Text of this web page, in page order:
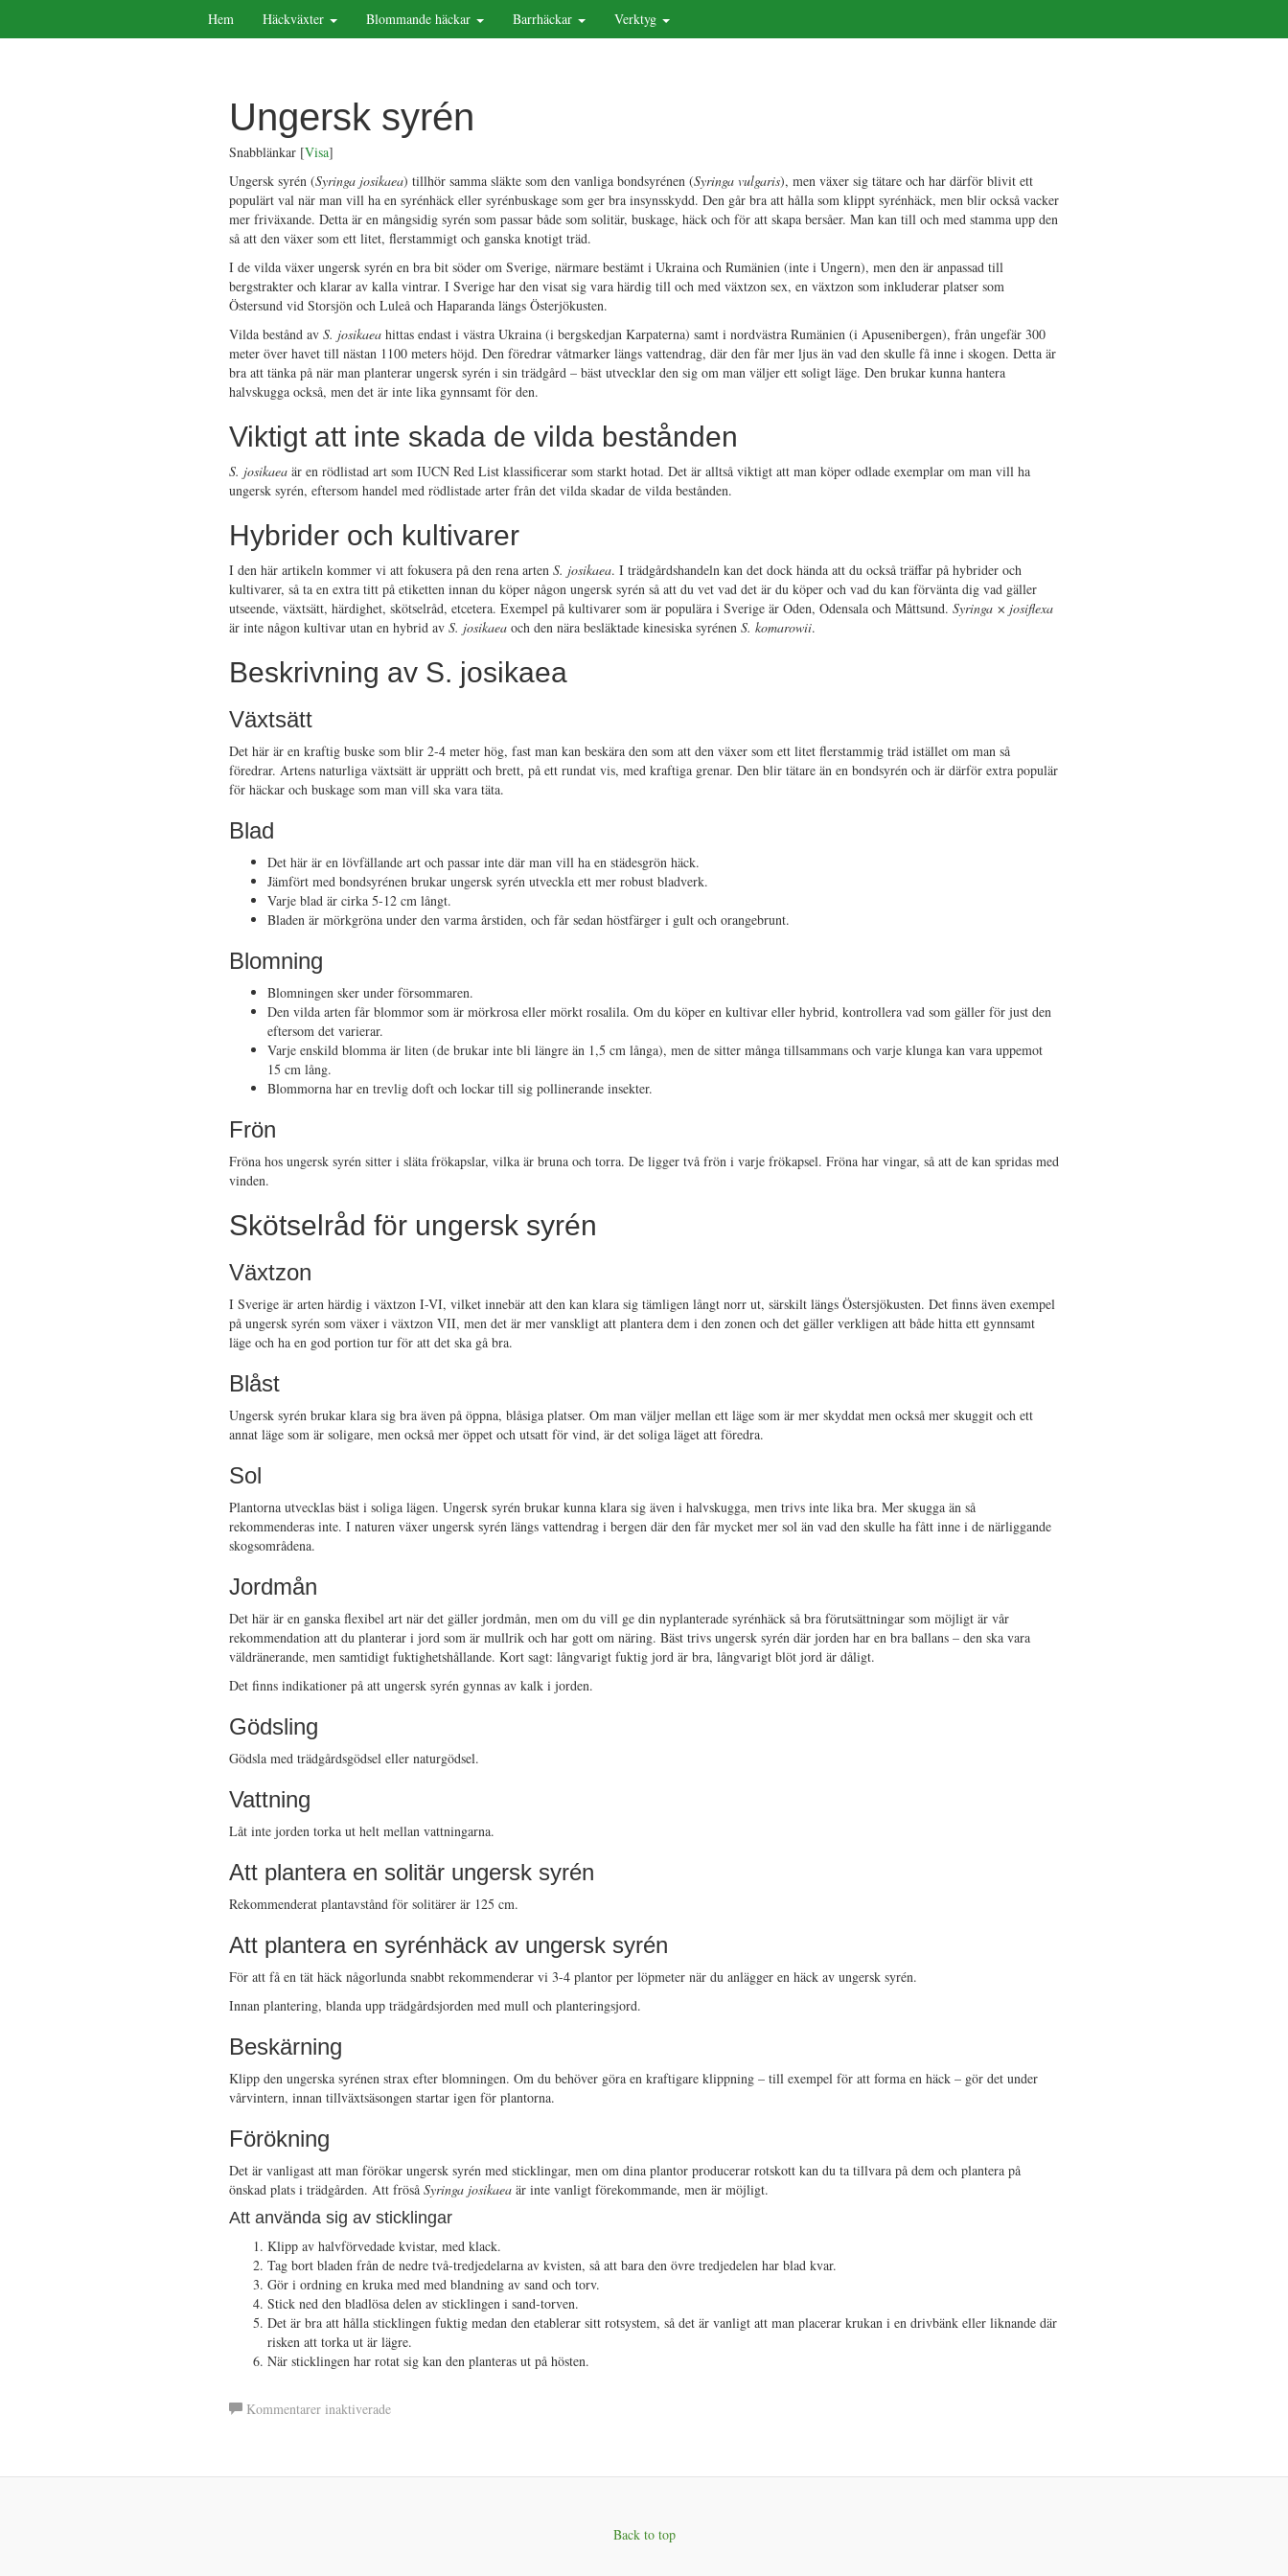
Hem Häckväxter Blommande häckar Barrhäckar Verktyg
Ungersk syrén
Snabblänkar [Visa]
Ungersk syrén (Syringa josikaea) tillhör samma släkte som den vanliga bondsyrénen (Syringa vulgaris), men växer sig tätare och har därför blivit ett
populärt val när man vill ha en syrénhäck eller syrénbuskage som ger bra insynsskydd. Den går bra att hålla som klippt syrénhäck, men blir också vacker
mer friväxande. Detta är en mångsidig syrén som passar både som solitär, buskage, häck och för att skapa bersåer. Man kan till och med stamma upp den
så att den växer som ett litet, flerstammigt och ganska knotigt träd.
I de vilda växer ungersk syrén en bra bit söder om Sverige, närmare bestämt i Ukraina och Rumänien (inte i Ungern), men den är anpassad till
bergstrakter och klarar av kalla vintrar. I Sverige har den visat sig vara härdig till och med växtzon sex, en växtzon som inkluderar platser som
Östersund vid Storsjön och Luleå och Haparanda längs Österjökusten.
Vilda bestånd av S. josikaea hittas endast i västra Ukraina (i bergskedjan Karpaterna) samt i nordvästra Rumänien (i Apusenibergen), från ungefär 300
meter över havet till nästan 1100 meters höjd. Den föredrar våtmarker längs vattendrag, där den får mer ljus än vad den skulle få inne i skogen. Detta är
bra att tänka på när man planterar ungersk syrén i sin trädgård – bäst utvecklar den sig om man väljer ett soligt läge. Den brukar kunna hantera
halvskugga också, men det är inte lika gynnsamt för den.
Viktigt att inte skada de vilda bestånden
S. josikaea är en rödlistad art som IUCN Red List klassificerar som starkt hotad. Det är alltså viktigt att man köper odlade exemplar om man vill ha
ungersk syrén, eftersom handel med rödlistade arter från det vilda skadar de vilda bestånden.
Hybrider och kultivarer
I den här artikeln kommer vi att fokusera på den rena arten S. josikaea. I trädgårdshandeln kan det dock hända att du också träffar på hybrider och
kultivarer, så ta en extra titt på etiketten innan du köper någon ungersk syrén så att du vet vad det är du köper och vad du kan förvänta dig vad gäller
utseende, växtsätt, härdighet, skötselråd, etcetera. Exempel på kultivarer som är populära i Sverige är Oden, Odensala och Måttsund. Syringa × josiflexa
är inte någon kultivar utan en hybrid av S. josikaea och den nära besläktade kinesiska syrénen S. komarowii.
Beskrivning av S. josikaea
Växtsätt
Det här är en kraftig buske som blir 2-4 meter hög, fast man kan beskära den som att den växer som ett litet flerstammig träd istället om man så
föredrar. Artens naturliga växtsätt är upprätt och brett, på ett rundat vis, med kraftiga grenar. Den blir tätare än en bondsyrén och är därför extra populär
för häckar och buskage som man vill ska vara täta.
Blad
Det här är en lövfällande art och passar inte där man vill ha en städesgrön häck.
Jämfört med bondsyrénen brukar ungersk syrén utveckla ett mer robust bladverk.
Varje blad är cirka 5-12 cm långt.
Bladen är mörkgröna under den varma årstiden, och får sedan höstfärger i gult och orangebrunt.
Blomning
Blomningen sker under försommaren.
Den vilda arten får blommor som är mörkrosa eller mörkt rosalila. Om du köper en kultivar eller hybrid, kontrollera vad som gäller för just den
eftersom det varierar.
Varje enskild blomma är liten (de brukar inte bli längre än 1,5 cm långa), men de sitter många tillsammans och varje klunga kan vara uppemot
15 cm lång.
Blommorna har en trevlig doft och lockar till sig pollinerande insekter.
Frön
Fröna hos ungersk syrén sitter i släta frökapslar, vilka är bruna och torra. De ligger två frön i varje frökapsel. Fröna har vingar, så att de kan spridas med
vinden.
Skötselråd för ungersk syrén
Växtzon
I Sverige är arten härdig i växtzon I-VI, vilket innebär att den kan klara sig tämligen långt norr ut, särskilt längs Östersjökusten. Det finns även exempel
på ungersk syrén som växer i växtzon VII, men det är mer vanskligt att plantera dem i den zonen och det gäller verkligen att både hitta ett gynnsamt
läge och ha en god portion tur för att det ska gå bra.
Blåst
Ungersk syrén brukar klara sig bra även på öppna, blåsiga platser. Om man väljer mellan ett läge som är mer skyddat men också mer skuggit och ett
annat läge som är soligare, men också mer öppet och utsatt för vind, är det soliga läget att föredra.
Sol
Plantorna utvecklas bäst i soliga lägen. Ungersk syrén brukar kunna klara sig även i halvskugga, men trivs inte lika bra. Mer skugga än så
rekommenderas inte. I naturen växer ungersk syrén längs vattendrag i bergen där den får mycket mer sol än vad den skulle ha fått inne i de närliggande
skogsområdena.
Jordmån
Det här är en ganska flexibel art när det gäller jordmån, men om du vill ge din nyplanterade syrénhäck så bra förutsättningar som möjligt är vår
rekommendation att du planterar i jord som är mullrik och har gott om näring. Bäst trivs ungersk syrén där jorden har en bra ballans – den ska vara
väldränerande, men samtidigt fuktighetshållande. Kort sagt: långvarigt fuktig jord är bra, långvarigt blöt jord är dåligt.
Det finns indikationer på att ungersk syrén gynnas av kalk i jorden.
Gödsling
Gödsla med trädgårdsgödsel eller naturgödsel.
Vattning
Låt inte jorden torka ut helt mellan vattningarna.
Att plantera en solitär ungersk syrén
Rekommenderat plantavstånd för solitärer är 125 cm.
Att plantera en syrénhäck av ungersk syrén
För att få en tät häck någorlunda snabbt rekommenderar vi 3-4 plantor per löpmeter när du anlägger en häck av ungersk syrén.
Innan plantering, blanda upp trädgårdsjorden med mull och planteringsjord.
Beskärning
Klipp den ungerska syrénen strax efter blomningen. Om du behöver göra en kraftigare klippning – till exempel för att forma en häck – gör det under
vårvintern, innan tillväxtsäsongen startar igen för plantorna.
Förökning
Det är vanligast att man förökar ungersk syrén med sticklingar, men om dina plantor producerar rotskott kan du ta tillvara på dem och plantera på
önskad plats i trädgården. Att fröså Syringa josikaea är inte vanligt förekommande, men är möjligt.
Att använda sig av sticklingar
Klipp av halvförvedade kvistar, med klack.
Tag bort bladen från de nedre två-tredjedelarna av kvisten, så att bara den övre tredjedelen har blad kvar.
Gör i ordning en kruka med med blandning av sand och torv.
Stick ned den bladlösa delen av sticklingen i sand-torven.
Det är bra att hålla sticklingen fuktig medan den etablerar sitt rotsystem, så det är vanligt att man placerar krukan i en drivbänk eller liknande där
risken att torka ut är lägre.
När sticklingen har rotat sig kan den planteras ut på hösten.
Kommentarer inaktiveradeför
Back to top